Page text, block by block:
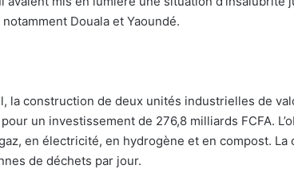
Douala et Yaoundé.
la construction de deux unités industrielles de
un investissement de 276,8 milliards FCFA.
en électricité, en hydrogène et en compost. La
de déchets par jour.